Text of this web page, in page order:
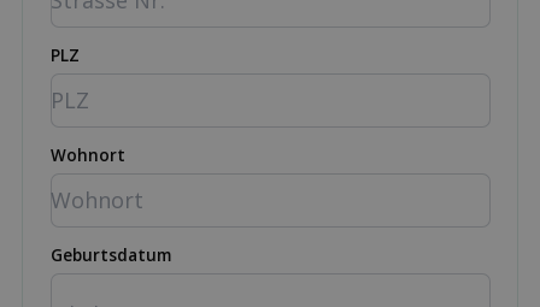
PLZ
Wohnort
Geburtsdatum